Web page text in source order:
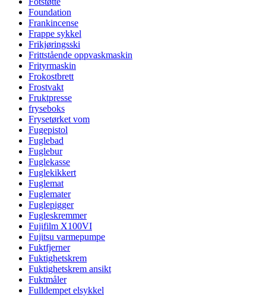
Foundation
Frankincense
Frappe sykkel
Frikjøringsski
Frittstående oppvaskmaskin
Frityrmaskin
Frokostbrett
Frostvakt
Fruktpresse
fryseboks
Frysetørket vom
Fugepistol
Fuglebad
Fuglebur
Fuglekasse
Fuglekikkert
Fuglemat
Fuglemater
Fuglepigger
Fugleskremmer
Fujifilm X100VI
Fujitsu varmepumpe
Fuktfjerner
Fuktighetskrem
Fuktighetskrem ansikt
Fuktmåler
Fulldempet elsykkel